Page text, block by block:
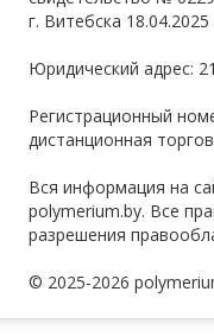
г. Витебска 18.04.2025
Юридический адрес:
Регистрационный
дистанционная
Вся информация на
polymerium.by. Все
разрешения
© 2025-2026